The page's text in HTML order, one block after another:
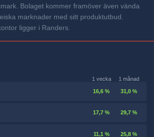
Bolaget kommer framöver även vända
marknader med sitt produktutbud.
ligger i Randers.
1 vecka 1 månad
16,6 % 31,0 %
17,7 % 29,7 %
11,1 % 25,8 %